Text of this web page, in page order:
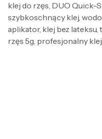
klej do rzęs, DUO Quick-
szybkoschnący klej,
aplikator, klej bez lateksu,
rzęs 5g, profesjonalny